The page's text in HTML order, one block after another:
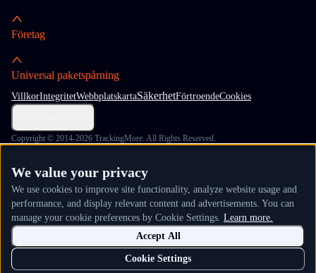
Företag
Universal paketspårning
VillkorIntegritetWebbplatskartaSäkerhetFörtroendeCookies
Copyright © 2014-2026 TrackingMore. All Rights Reserved.
We value your privacy
We use cookies to improve site functionality, analyze website usage and
performance, and display relevant content and advertisements. You can
manage your cookie preferences by Cookie Settings. Learn more.
Cookie Settings
Accept All